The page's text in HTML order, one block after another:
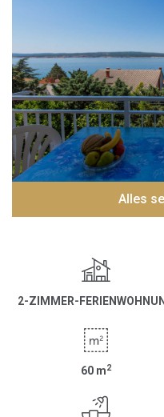
Alles
2-ZIMMER-
60 m2